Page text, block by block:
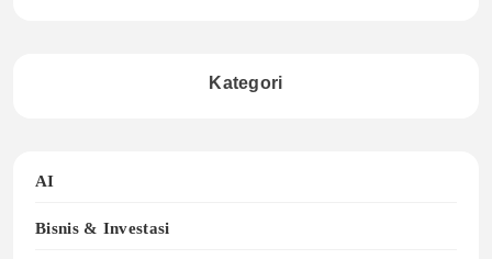
Kategori
AI
Bisnis & Investasi